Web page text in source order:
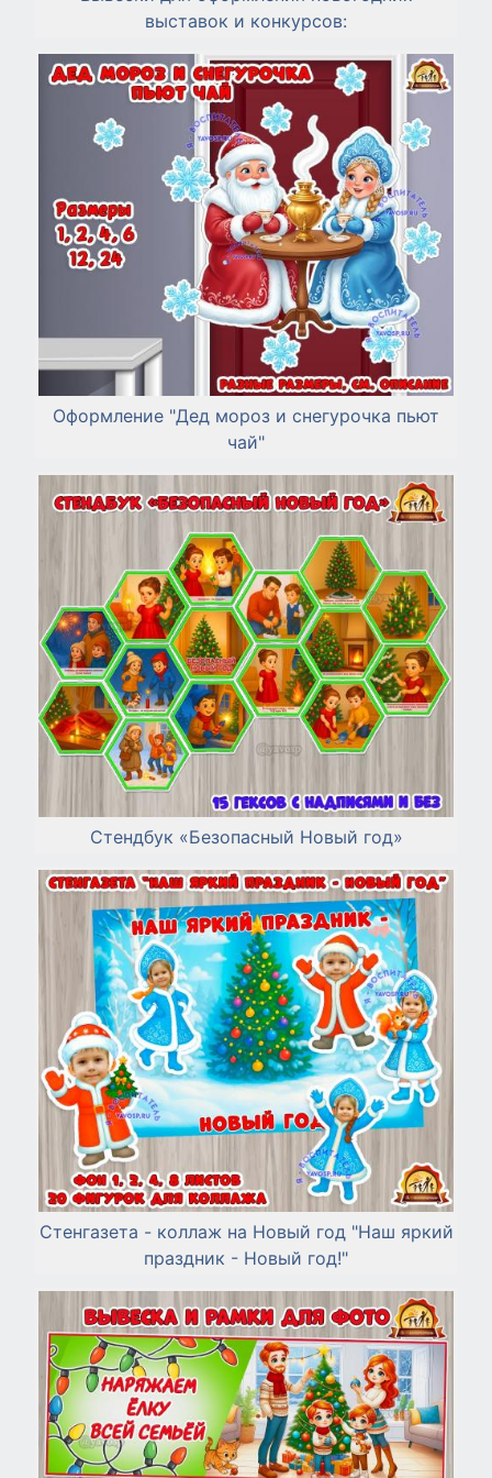
выставок и конкурсов:
Оформление "Дед мороз и снегурочка пьют
чай"
Стендбук «Безопасный Новый год»
Стенгазета - коллаж на Новый год "Наш яркий
праздник - Новый год!"